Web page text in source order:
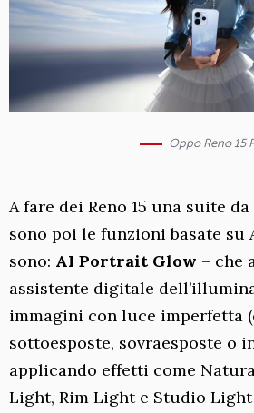
Oppo Reno 15
A fare dei Reno 15 una suite
sono poi le funzioni basate su
sono: AI Portrait Glow – che
assistente digitale
immagini con luce imperfetta
sottoesposte, sovraesposte o
applicando effetti come
Light, Rim Light e Studio